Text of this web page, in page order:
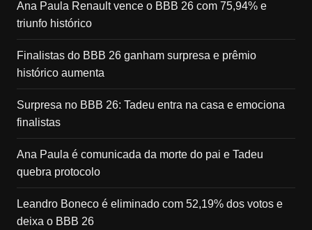
Ana Paula Renault vence o BBB 26 com 75,94% e
triunfo histórico
Finalistas do BBB 26 ganham surpresa e prêmio
histórico aumenta
Surpresa no BBB 26: Tadeu entra na casa e emociona
finalistas
Ana Paula é comunicada da morte do pai e Tadeu
quebra protocolo
Leandro Boneco é eliminado com 52,19% dos votos e
deixa o BBB 26